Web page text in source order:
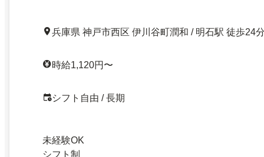
兵庫県 神戸市西区 伊川谷町潤和 / 明石駅 徒歩24
時給1,120円〜
シフト自由 / 長期
未経験OK
シフト制